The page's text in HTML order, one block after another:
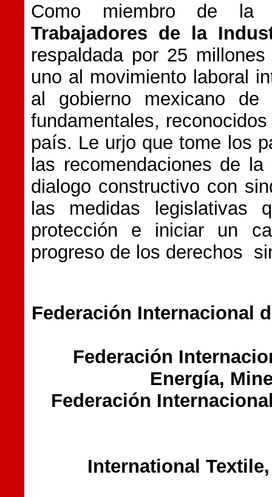
Como miembro de
Trabajadores de la
respaldada por 25
uno al movimiento laboral
al gobierno mexicano de
fundamentales,
país. Le urjo que tome los
las recomendaciones de la
dialogo constructivo con
las medidas legislativas
protección e iniciar un
progreso de los derechos
Federación Internacional
Federación
Energía,
Federación
International